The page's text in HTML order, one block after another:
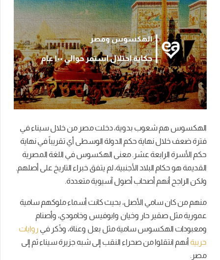
الهكسوس هم شعوب بدوية، دخلت مصر من خلال سيناء في
فترة ضعف خلال نهاية حكم الدولة الوسطى أي تقريباً في نهاية
حكم الأسرة الرابعة عشر. معنى الهكسوس في اللغة المصرية
القديمة هو حكام البلاد الأجنبية، لم يتفق خبراء التاريخ على أصلهم.
ولكن الراجح أنهم أصحاب أصول آسيوية متعددة.
منهم من كان سامي الأصل، بحيث كانت أسماء ملوكهم سامية
عمورية مثل صقير حار و‌خيان و‌ابوفيس و‌خامودي، وأصنام
ومعبودات الهكسوس سامية مثل بعل و‌عناة، وذًكر في روايات
حربية أنهم انتقلوا من صحراء النقب إلى شبه جزيرة سيناء ثم إلى
مصر.